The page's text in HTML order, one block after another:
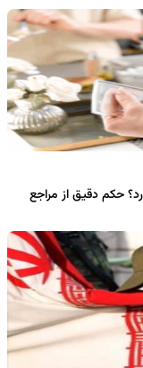
حکم دقیق از مراجع